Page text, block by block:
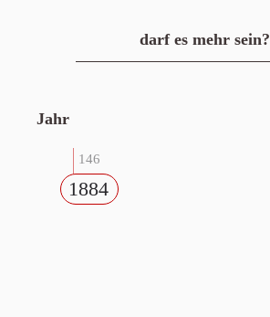
darf es mehr sein?
Jahr
146
1884